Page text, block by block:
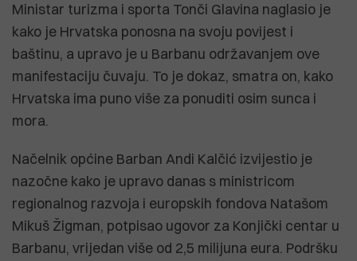
Ministar turizma i sporta Tonči Glavina naglasio je
kako je Hrvatska ponosna na svoju povijest i
baštinu, a upravo je u Barbanu održavanjem ove
manifestaciju čuvaju. To je dokaz, smatra on, kako
Hrvatska ima puno više za ponuditi osim sunca i
mora.
Načelnik općine Barban Andi Kalčić izvijestio je
nazočne kako je upravo danas s ministricom
regionalnog razvoja i europskih fondova Natašom
Mikuš Žigman, potpisao ugovor za Konjički centar u
Barbanu, vrijedan više od 2,5 milijuna eura. Podršku